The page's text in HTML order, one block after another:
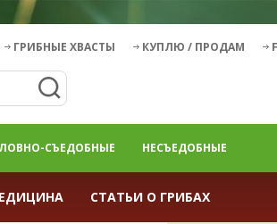
ГРИБНЫЕ ХВАСТЫ КУПЛЮ / ПРОДАМ
СЪЕДОБНЫЕ НЕСЪЕДОБНЫЕ
СТАТЬИ О ГРИБАХ